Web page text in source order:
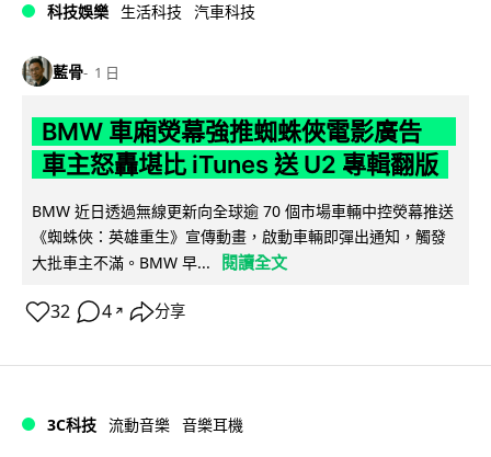
科技娛樂 生活科技 汽車科技
藍骨 1 日
BMW 車廂熒幕強推蜘蛛俠電影廣告
車主怒轟堪比 iTunes 送 U2 專輯翻版
BMW 近日透過無線更新向全球逾 70 個市場車輛中控熒幕推送
《蜘蛛俠：英雄重生》宣傳動畫，啟動車輛即彈出通知，觸發
大批車主不滿。BMW 早...
閱讀全文
32 4 ↗ 分享
3C科技 流動音樂 音樂耳機